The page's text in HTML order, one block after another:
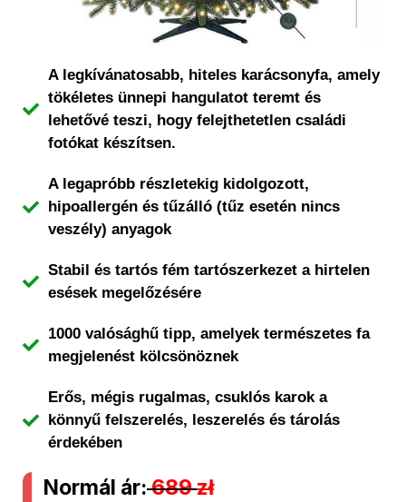
A legkívánatosabb, hiteles karácsonyfa, amely
tökéletes ünnepi hangulatot teremt és
lehetővé teszi, hogy felejthetetlen családi
fotókat készítsen.
A legapróbb részletekig kidolgozott,
hipoallergén és tűzálló (tűz esetén nincs
veszély) anyagok
Stabil és tartós fém tartószerkezet a hirtelen
esések megelőzésére
1000 valósághű tipp, amelyek természetes fa
megjelenést kölcsönöznek
Erős, mégis rugalmas, csuklós karok a
könnyű felszerelés, leszerelés és tárolás
érdekében
Normál ár:689zł